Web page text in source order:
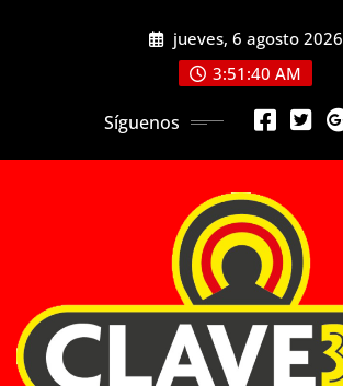
jueves, 6 agosto 2026
3:51:40 AM
Síguenos